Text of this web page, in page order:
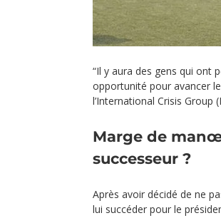
“Il y aura des gens qui ont
opportunité pour avancer
l’International Crisis Group
Marge de
successeur ?
Après avoir décidé de ne
lui succéder pour le